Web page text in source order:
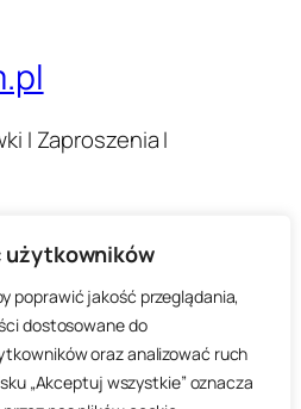
użytkowników
poprawić jakość przeglądania,
dostosowane do
oraz analizować ruch
„Akceptuj wszystkie” oznacza
I Zaproszenia I
pytania
Wydarzenia
Sklep
Wzorce
Motywy